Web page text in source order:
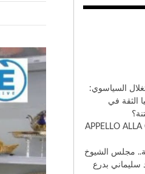
السياسوي:
الثقة في
​APPELLO
مجلس الشيوخ
سليماني بدرع